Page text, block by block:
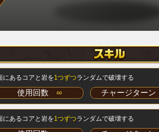
にあるコアと岩を1つずつランダムで破壊する
使用回数 ∞ チャージターン
にあるコアと岩を1つずつランダムで破壊する